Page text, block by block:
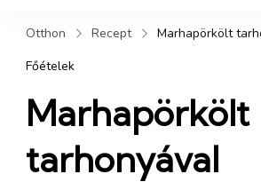
Otthon Recept
Marhapörkölt
Főételek
Marhapörkölt
tarhonyával